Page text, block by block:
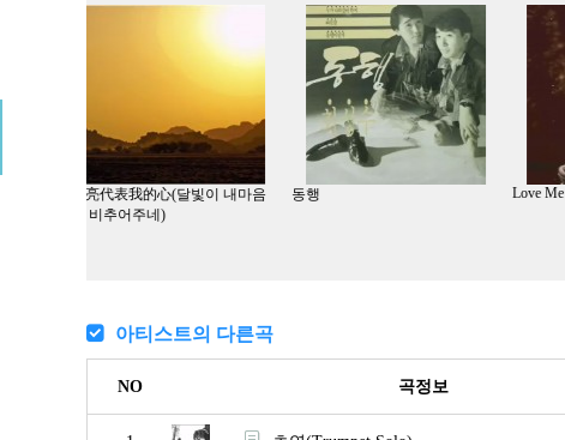
Love Me Tonight La Reine De Saba(시바의 여왕)
아티스트의 다른곡
NO 곡정보